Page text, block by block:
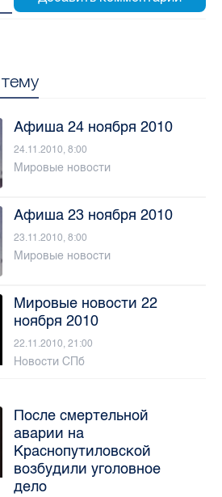
Афиша 24 ноября 2010
24.11.2010, 8:00
Мировые новости
Афиша 23 ноября 2010
23.11.2010, 8:00
Мировые новости
Мировые новости 22
ноября 2010
22.11.2010, 21:00
Новости СПб
После смертельной
аварии на
Краснопутиловской
возбудили уголовное
дело